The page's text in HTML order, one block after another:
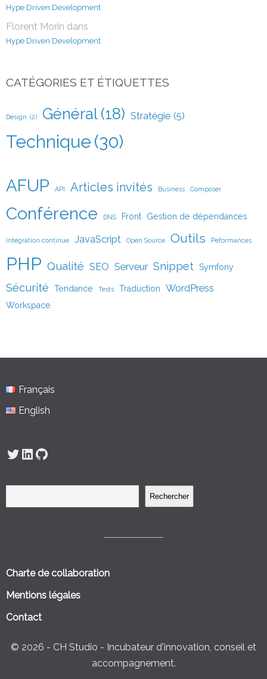
Hype Driven Development
Florent Morin dans
Hype Driven Development
CATÉGORIES ET ÉTIQUETTES
Design (2) Général (18) Stratégie (5)
Technique (30)
AFUP API Articles invités Business Composer
Conférence DNS Front Gestion de dépendances
Intégration continue JavaScript Open Source Outils Peformances
PHP Qualité SEO Serveur Snippet Symfony
Sécurité Tendance Tests Traduction WordPress
Workspace
Français
English
Twitter
LinkedIn
GitHub
Rechercher
Charte de collaboration
Mentions légales
Contact
© 2026 - CH Studio - Incubateur d'innovation, conseil et
accompagnement.